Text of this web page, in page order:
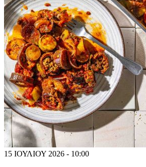
15 ΙΟΥΛΙΟΥ 2026 - 10:00